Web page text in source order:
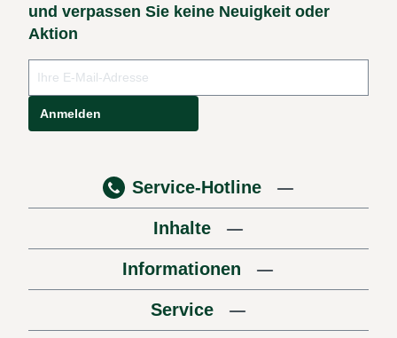
und verpassen Sie keine Neuigkeit oder
Aktion
Anmelden
Service-Hotline
Inhalte
Informationen
Service